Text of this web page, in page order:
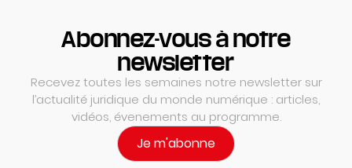
Abonnez-vous à notre
newsletter
Recevez toutes les semaines notre newsletter sur
l’actualité juridique du monde numérique : articles,
vidéos, évenements au programme.
Je m'abonne